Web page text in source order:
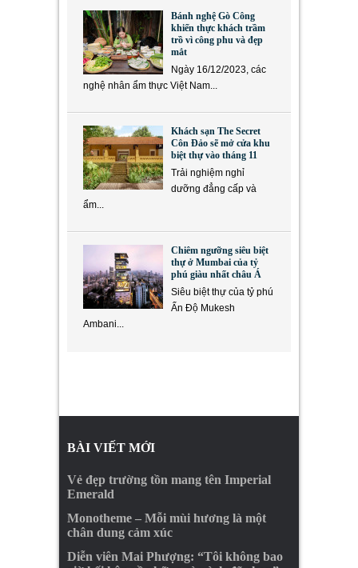
Bánh nghệ Gò Công
khiến thực khách trầm
trồ vì công phu và đẹp
mắt
Ngày 16/12/2023, các
nghệ nhân ẩm thực Việt Nam...
Khách sạn The Secret
Côn Đảo sẽ mở cửa khu
biệt thự vào tháng 11
Trải nghiệm nghỉ
dưỡng đẳng cấp và
ẩm...
Chiêm ngưỡng siêu biệt
thự ở Mumbai của tỷ
phú giàu nhất châu Á
Siêu biệt thự của tỷ phú
Ấn Độ Mukesh
Ambani...
BÀI VIẾT MỚI
Vẻ đẹp trường tồn mang tên Imperial
Emerald
Monotheme – Mỗi mùi hương là một
chân dung cảm xúc
Diễn viên Mai Phượng: “Tôi không bao